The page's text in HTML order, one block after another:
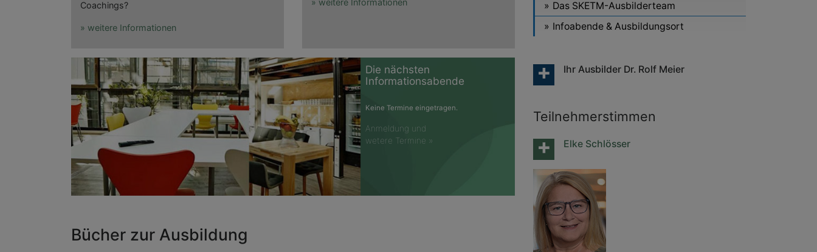
Coachings?
» weitere Informationen
Die nächsten
Informationsabende
Keine Termine eingetragen.
Anmeldung und
wetere Termine »
Bücher zur Ausbildung
Das SKETM-Ausbilderteam
Infoabende & Ausbildungsort
Ihr Ausbilder Dr. Rolf Meier
Teilnehmerstimmen
Elke Schlösser